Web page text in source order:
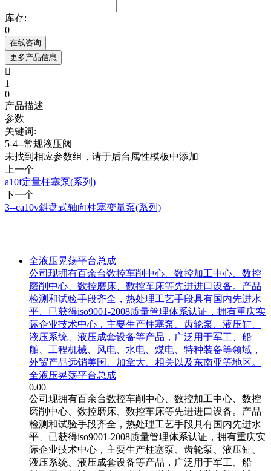
库存:
0
在线咨询
更多产品信息

1
0
产品描述
参数
关键词:
5-4--常规液压阀
未找到相应参数组，请于后台属性模板中添加
上一个
a10f定量柱塞泵(系列)
下一个
3--ca10v斜盘式轴向柱塞变量泵(系列)
全液压晃荡平台总成
公司现拥有百余台数控车削中心、数控加工中心、数控
磨削中心、数控磨床、数控车床等先进进口设备。产品
检测和试验手段齐全，热处理工艺手段具有国内先进水
平、已获得iso9001-2008质量管理体系认证，拥有重庆实
际企业技术中心，主要生产柱塞泵、齿轮泵、液压缸、
液压系统、液压成套设备等产品，广泛用于军工、船
舶、工程机械、风电、水电、煤电、特种装备等领域，
外贸产品远销美国、加拿大、相关以及东南亚等地区。
全液压晃荡平台总成
0.00
公司现拥有百余台数控车削中心、数控加工中心、数控
磨削中心、数控磨床、数控车床等先进进口设备。产品
检测和试验手段齐全，热处理工艺手段具有国内先进水
平、已获得iso9001-2008质量管理体系认证，拥有重庆实
际企业技术中心，主要生产柱塞泵、齿轮泵、液压缸、
液压系统、液压成套设备等产品，广泛用于军工、船